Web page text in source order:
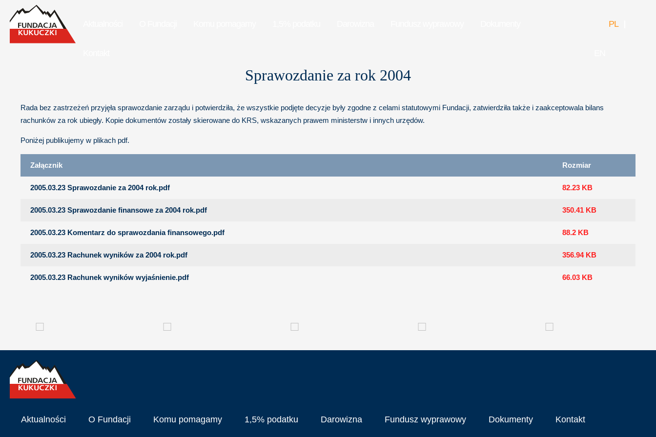
PL
Sprawozdanie za rok 2004
Rada bez zastrzeżeń przyjęła sprawozdanie zarządu i potwierdziła, że wszystkie podjęte decyzje były zgodne z celami statutowymi Fundacji, zatwierdziła także i zaakceptowala bilans
rachunków za rok ubiegły. Kopie dokumentów zostały skierowane do KRS, wskazanych prawem ministerstw i innych urzędów.
Poniżej publikujemy w plikach pdf.
Załącznik Rozmiar
2005.03.23 Sprawozdanie za 2004 rok.pdf 82.23 KB
2005.03.23 Sprawozdanie finansowe za 2004 rok.pdf 350.41 KB
2005.03.23 Komentarz do sprawozdania finansowego.pdf 88.2 KB
2005.03.23 Rachunek wyników za 2004 rok.pdf 356.94 KB
2005.03.23 Rachunek wyników wyjaśnienie.pdf 66.03 KB
Aktualności O Fundacji Komu pomagamy 1,5% podatku Darowizna Fundusz wyprawowy Dokumenty Kontakt